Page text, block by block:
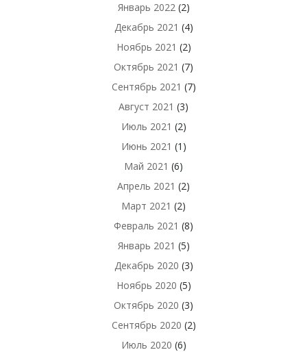
Январь 2022(2)
Декабрь 2021 (4)
Ноябрь 2021 (2)
Октябрь 2021 (7)
Сентябрь 2021 (7)
Август 2021 (3)
Июль 2021 (2)
Июнь 2021 (1)
Май 2021 (6)
Апрель 2021 (2)
Март 2021 (2)
Февраль 2021 (8)
Январь 2021 (5)
Декабрь 2020 (3)
Ноябрь 2020 (5)
Октябрь 2020 (3)
Сентябрь 2020 (2)
Июль 2020 (6)